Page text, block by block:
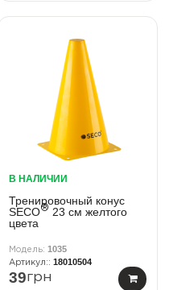
В НАЛИЧИИ
Тренировочный конус
SECO® 23 см желтого
цвета
1035
18010504
39грн